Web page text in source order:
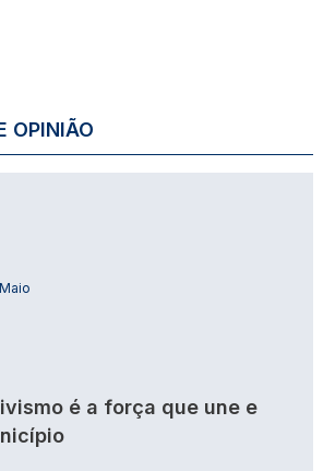
OPINIÃO
é a força que une e